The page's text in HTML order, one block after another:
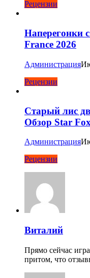
Рецензии
Наперегонки
France 2026
Администрация
Рецензии
Старый лис
Обзор Star Fox
Администрация
Рецензии
Виталий
Прямо сейчас
притом, что